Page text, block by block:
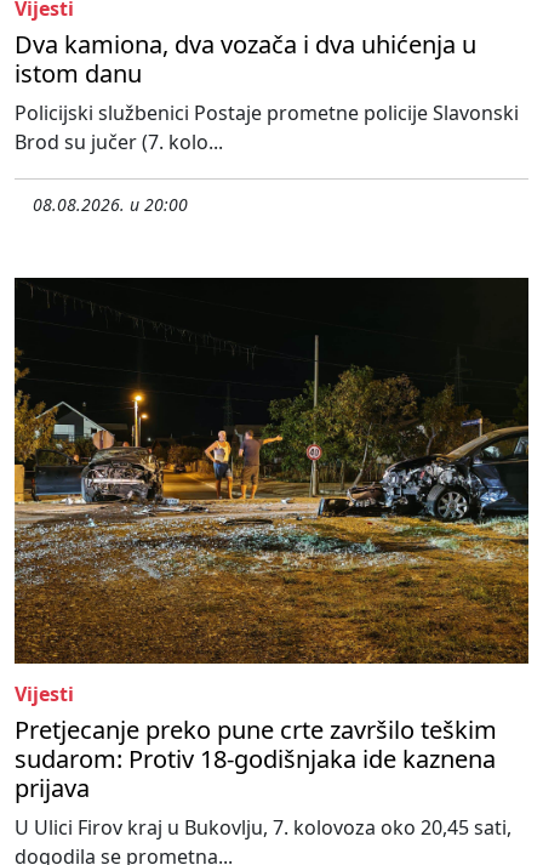
Vijesti
Dva kamiona, dva vozača i dva uhićenja u
istom danu
Policijski službenici Postaje prometne policije Slavonski
Brod su jučer (7. kolo...
08.08.2026. u 20:00
Vijesti
Pretjecanje preko pune crte završilo teškim
sudarom: Protiv 18-godišnjaka ide kaznena
prijava
U Ulici Firov kraj u Bukovlju, 7. kolovoza oko 20,45 sati,
dogodila se prometna...